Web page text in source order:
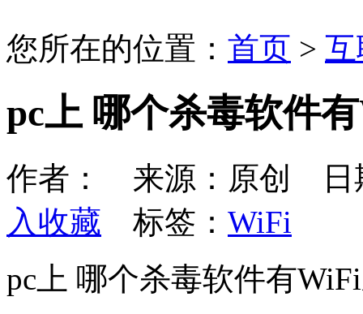
您所在的位置： 首页 >
pc上 哪个杀毒软件
作者： 来源：原创
入收藏 标签： WiFi
pc上 哪个杀毒软件有